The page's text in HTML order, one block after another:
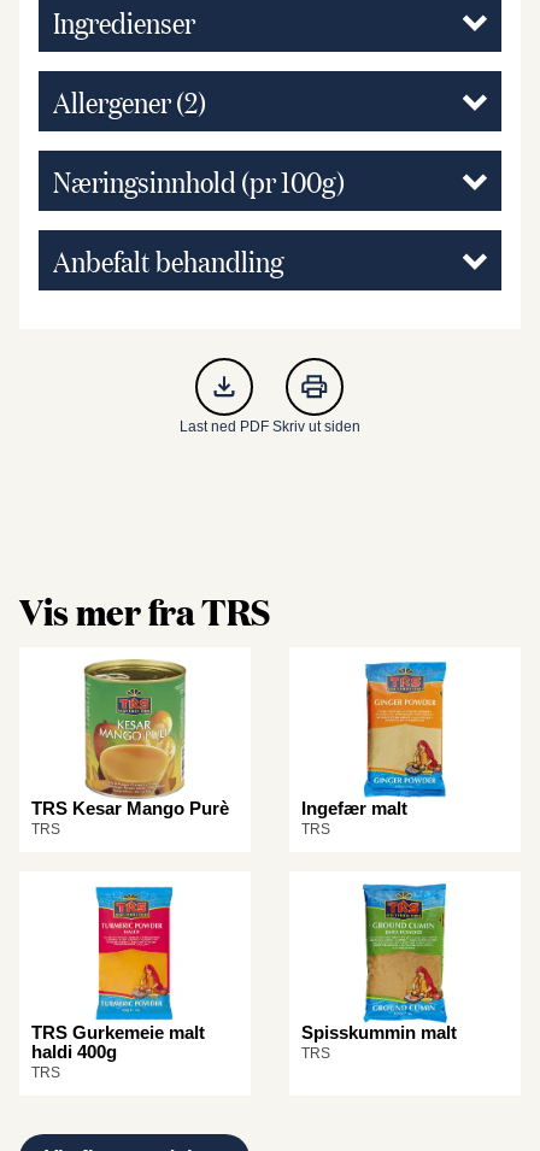
Ingredienser
Allergener(2)
Næringsinnhold (pr 100g)
Anbefalt behandling
Last ned PDF Skriv ut siden
Vis mer fra TRS
TRS Kesar Mango Purè
TRS
Ingefær malt
TRS
TRS Gurkemeie malt
haldi 400g
TRS
Spisskummin malt
TRS